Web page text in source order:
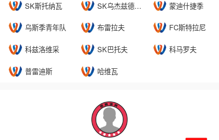
SK斯托纳瓦 SK乌杰兹德普拉哈 蒙迪什捷季
乌斯季青年队 布雷拉夫 FC斯特拉尼
科兹洛维采 SK巴托夫 科马罗夫
普雷迪斯 哈维瓦